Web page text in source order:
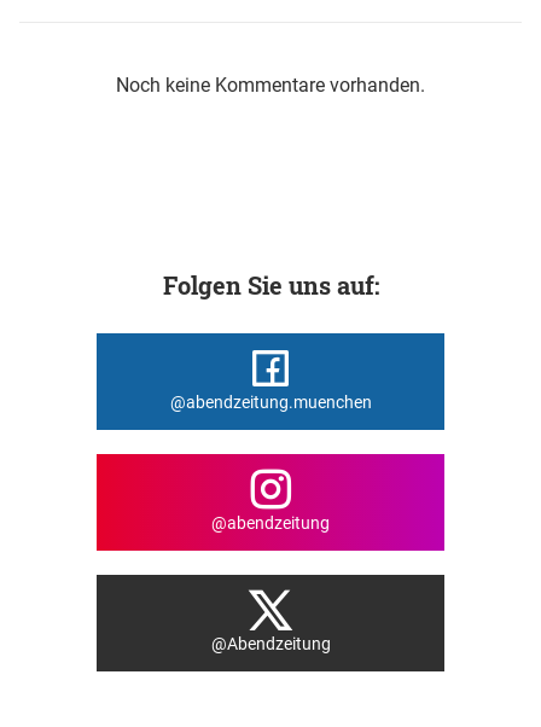
Noch keine Kommentare vorhanden.
Folgen Sie uns auf:
@abendzeitung.muenchen
@abendzeitung
@Abendzeitung